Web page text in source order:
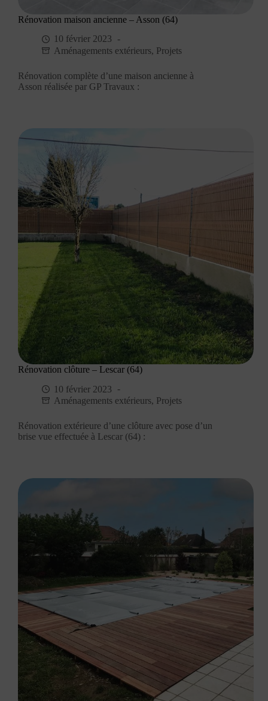
Rénovation maison ancienne – Asson (64)
10 février 2023
Aménagements extérieurs, Projets
Rénovation complète d’une maison ancienne à
Asson réalisée par GP Travaux :
Rénovation clôture – Lescar (64)
10 février 2023
Aménagements extérieurs, Projets
Rénovation extérieure d’une clôture avec pose d’un
brise vue effectuée à Lescar (64) :